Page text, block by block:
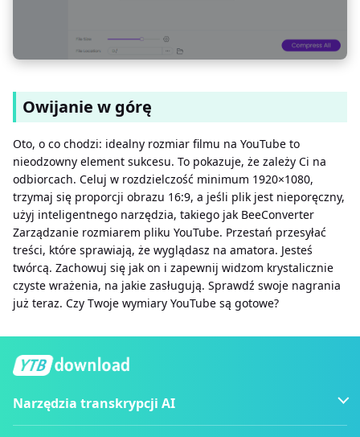
Owijanie w górę
Oto, o co chodzi: idealny rozmiar filmu na YouTube to
nieodzowny element sukcesu. To pokazuje, że zależy Ci na
odbiorcach. Celuj w rozdzielczość minimum 1920×1080,
trzymaj się proporcji obrazu 16:9, a jeśli plik jest nieporęczny,
użyj inteligentnego narzędzia, takiego jak BeeConverter
Zarządzanie rozmiarem pliku YouTube. Przestań przesyłać
treści, które sprawiają, że wyglądasz na amatora. Jesteś
twórcą. Zachowuj się jak on i zapewnij widzom krystalicznie
czyste wrażenia, na jakie zasługują. Sprawdź swoje nagrania
już teraz. Czy Twoje wymiary YouTube są gotowe?
Narzędzia transkrypcji AI